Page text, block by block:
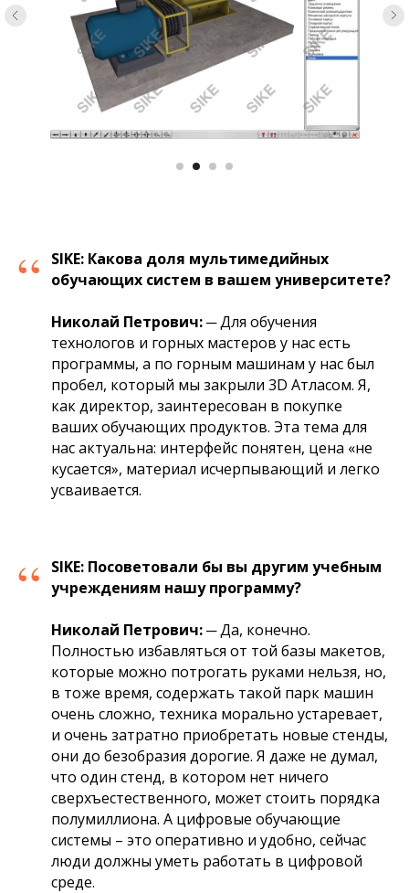
“ SIKE: Какова доля мультимедийных
обучающих систем в вашем университете?
Николай Петрович:─ Для обучения
технологов и горных мастеров у нас есть
программы, а по горным машинам у нас был
пробел, который мы закрыли 3D Атласом. Я,
как директор, заинтересован в покупке
ваших обучающих продуктов. Эта тема для
нас актуальна: интерфейс понятен, цена «не
кусается», материал исчерпывающий и легко
усваивается.
“ SIKE: Посоветовали бы вы другим учебным
учреждениям нашу программу?
Николай Петрович:─ Да, конечно.
Полностью избавляться от той базы макетов,
которые можно потрогать руками нельзя, но,
в тоже время, содержать такой парк машин
очень сложно, техника морально устаревает,
и очень затратно приобретать новые стенды,
они до безобразия дорогие. Я даже не думал,
что один стенд, в котором нет ничего
сверхъестественного, может стоить порядка
полумиллиона. А цифровые обучающие
системы – это оперативно и удобно, сейчас
люди должны уметь работать в цифровой
среде.